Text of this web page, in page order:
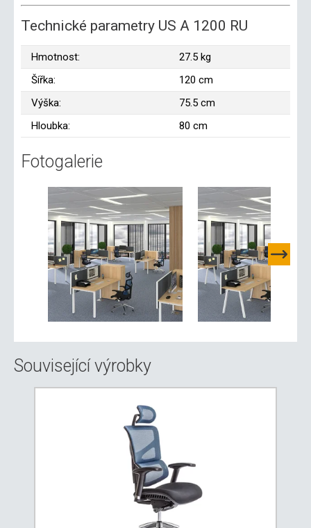
Technické parametry US A 1200 RU
Hmotnost:
27.5 kg
Šířka:
120 cm
Výška:
75.5 cm
Hloubka:
80 cm
Fotogalerie
Související výrobky